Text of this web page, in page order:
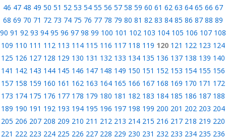
46 47 48 49 50 51 52 53 54 55 56 57 58 59 60 61 62 63 64 65 66 67
68 69 70 71 72 73 74 75 76 77 78 79 80 81 82 83 84 85 86 87 88 89
90 91 92 93 94 95 96 97 98 99 100 101 102 103 104 105 106 107 108
109 110 111 112 113 114 115 116 117 118 119 120 121 122 123 124
125 126 127 128 129 130 131 132 133 134 135 136 137 138 139 140
141 142 143 144 145 146 147 148 149 150 151 152 153 154 155 156
157 158 159 160 161 162 163 164 165 166 167 168 169 170 171 172
173 174 175 176 177 178 179 180 181 182 183 184 185 186 187 188
189 190 191 192 193 194 195 196 197 198 199 200 201 202 203 204
205 206 207 208 209 210 211 212 213 214 215 216 217 218 219 220
221 222 223 224 225 226 227 228 229 230 231 232 233 234 235 236